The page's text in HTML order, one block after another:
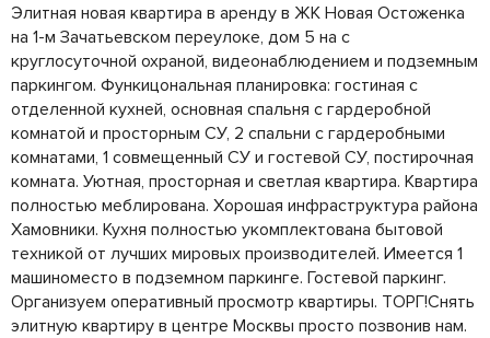
Элитная новая квартира в аренду в ЖК Новая Остоженка
на 1-м Зачатьевском переулоке, дом 5 на с
круглосуточной охраной, видеонаблюдением и подземным
паркингом. Функицональная планировка: гостиная с
отделенной кухней, основная спальня с гардеробной
комнатой и просторным СУ, 2 спальни с гардеробными
комнатами, 1 совмещенный СУ и гостевой СУ, постирочная
комната. Уютная, просторная и светлая квартира. Квартира
полностью меблирована. Хорошая инфраструктура района
Хамовники. Кухня полностью укомплектована бытовой
техникой от лучших мировых производителей. Имеется 1
машиноместо в подземном паркинге. Гостевой паркинг.
Организуем оперативный просмотр квартиры. ТОРГ!Снять
элитную квартиру в центре Москвы просто позвонив нам.